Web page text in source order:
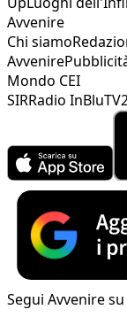
Avvenire
Chi siamo
Avvenire
Mondo CEI
SIRRadio InBlu
Segui Avvenire su